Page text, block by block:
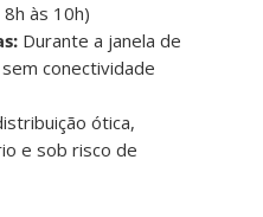
às 10h)
Durante a janela de
conectividade
ótica,
e sob risco de